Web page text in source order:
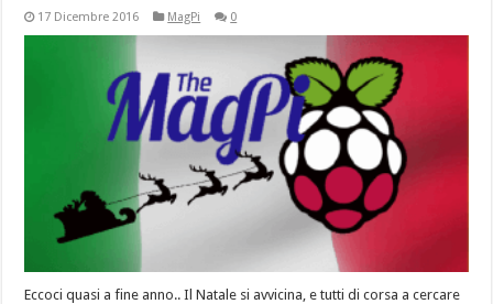
17 Dicembre 2016 MagPi 0
Eccoci quasi a fine anno.. Il Natale si avvicina, e tutti di corsa a cercare